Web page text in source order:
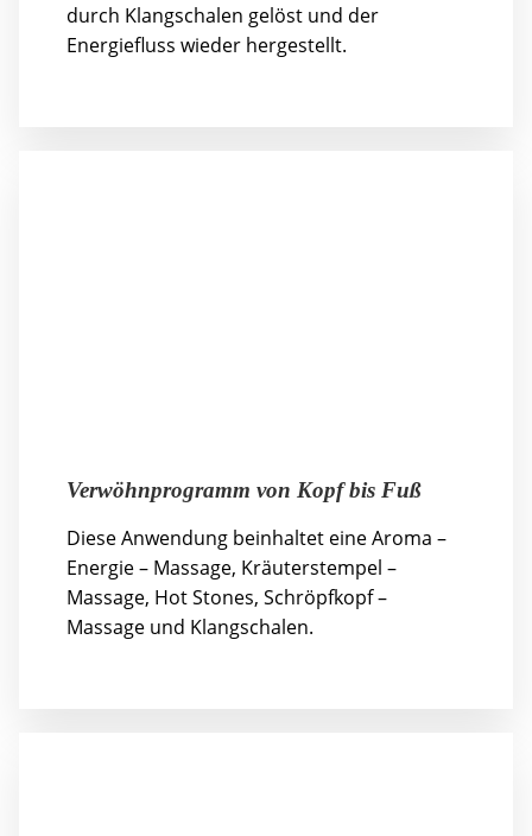
durch Klangschalen gelöst und der
Energiefluss wieder hergestellt.
Verwöhnprogramm von Kopf bis Fuß
Diese Anwendung beinhaltet eine Aroma –
Energie – Massage, Kräuterstempel –
Massage, Hot Stones, Schröpfkopf –
Massage und Klangschalen.